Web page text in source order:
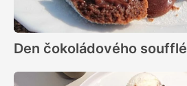
Den čokoládového soufflé